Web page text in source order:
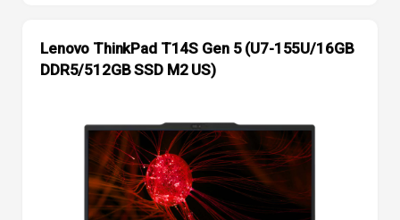
Lenovo ThinkPad T14S Gen 5 (U7-155U/16GB
DDR5/512GB SSD M2 US)